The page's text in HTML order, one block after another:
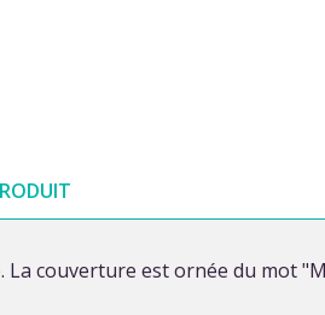
couverture est ornée du mot